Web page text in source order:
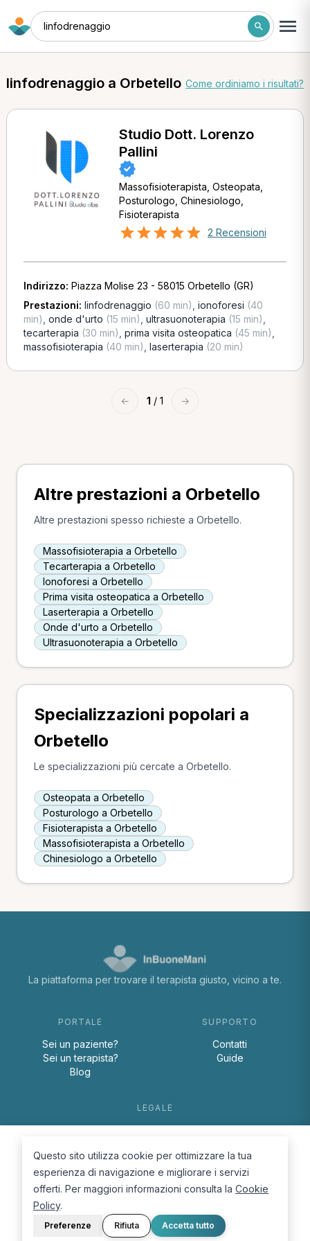
linfodrenaggio
linfodrenaggio a Orbetello Come ordiniamo i risultati?
Studio Dott. Lorenzo
Pallini
Massofisioterapista, Osteopata,
Posturologo, Chinesiologo,
Fisioterapista
2 Recensioni
Indirizzo: Piazza Molise 23 - 58015 Orbetello (GR)
Prestazioni: linfodrenaggio (60 min) ionoforesi (40
min) onde d'urto (15 min) ultrasuonoterapia (15 min)
tecarterapia (30 min) prima visita osteopatica (45 min)
massofisioterapia (40 min) laserterapia (20 min)
← 1 / 1 →
Altre prestazioni a Orbetello
Altre prestazioni spesso richieste a Orbetello.
Massofisioterapia a Orbetello
Tecarterapia a Orbetello
Ionoforesi a Orbetello
Prima visita osteopatica a Orbetello
Laserterapia a Orbetello
Onde d'urto a Orbetello
Ultrasuonoterapia a Orbetello
Specializzazioni popolari a
Orbetello
Le specializzazioni più cercate a Orbetello.
Osteopata a Orbetello
Posturologo a Orbetello
Fisioterapista a Orbetello
Massofisioterapista a Orbetello
Chinesiologo a Orbetello
La piattaforma per trovare il terapista giusto, vicino a te.
PORTALE
Sei un paziente?
Sei un terapista?
Blog
SUPPORTO
Contatti
Guide
LEGALE
Cookie Policy
Questo sito utilizza cookie per ottimizzare la tua
esperienza di navigazione e migliorare i servizi
offerti. Per maggiori informazioni consulta la Cookie
Policy.
Preferenze Rifiuta Accetta tutto